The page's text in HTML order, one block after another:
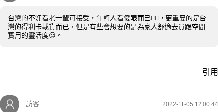
台灣的不好看老一輩可接受，年輕人看傻眼而已😵‍💫，更重要的是台
灣的得利卡載貨而已，但是有些會想要的是為家人舒適去買跟空間
實用的靈活度😔。
引用
訪客 2022-11-05 12:00:44